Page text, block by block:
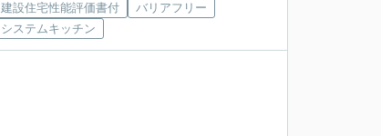
建設住宅性能評価書付
バリアフリー
システムキッチン